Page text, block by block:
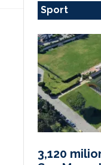
Sport
3,120